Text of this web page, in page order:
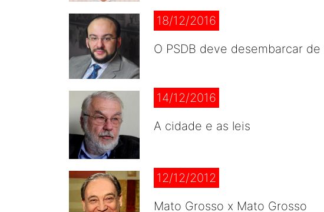
18/12/2016
O PSDB deve desembarcar
14/12/2016
A cidade e as leis
12/12/2012
Mato Grosso x Mato Grosso